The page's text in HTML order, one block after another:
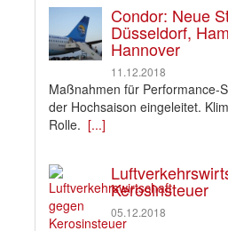
Condor: Neue
Düsseldorf,
Hannover
11.12.2018
Maßnahmen für Performance-
der Hochsaison eingeleitet.
Rolle. [...]
Kerosinsteuer
05.12.2018